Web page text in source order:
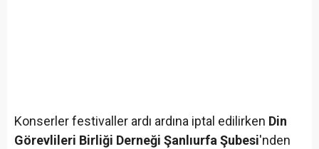
Konserler festivaller ardı ardına iptal edilirken Din
Görevlileri Birliği Derneği Şanlıurfa Şubesi'nden